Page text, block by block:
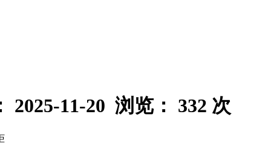
2025-11-20 浏览： 332 次